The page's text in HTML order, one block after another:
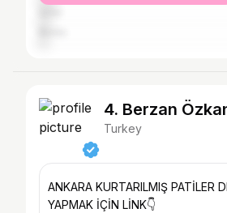
4. Berzan
Turkey
ANKARA KURTARILMIŞ PATİLER
YAPMAK İÇİN LİNK👇